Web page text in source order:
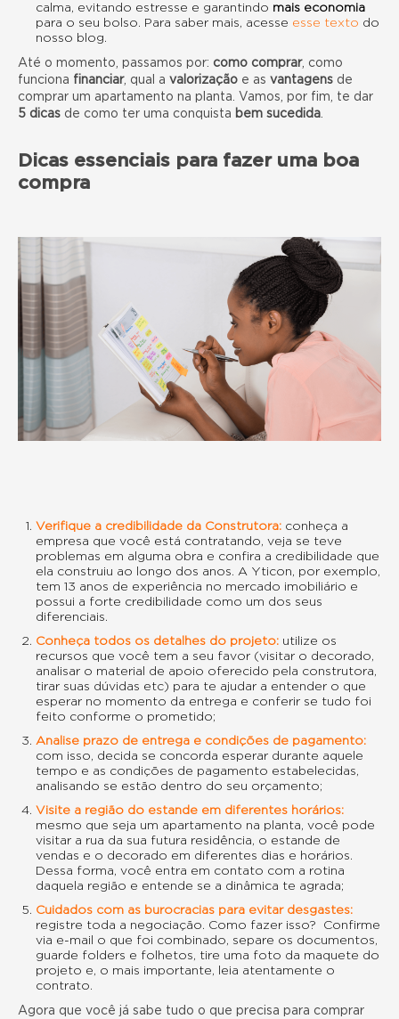
calma, evitando estresse e garantindo mais economia
para o seu bolso. Para saber mais, acesse esse texto do
nosso blog.
Até o momento, passamos por: como comprar, como
funciona financiar, qual a valorização e as vantagens de
comprar um apartamento na planta. Vamos, por fim, te dar
5 dicas de como ter uma conquista bem sucedida.
Dicas essenciais para fazer uma boa
compra
Verifique a credibilidade da Construtora: conheça a
empresa que você está contratando, veja se teve
problemas em alguma obra e confira a credibilidade que
ela construiu ao longo dos anos. A Yticon, por exemplo,
tem 13 anos de experiência no mercado imobiliário e
possui a forte credibilidade como um dos seus
diferenciais.
Conheça todos os detalhes do projeto: utilize os
recursos que você tem a seu favor (visitar o decorado,
analisar o material de apoio oferecido pela construtora,
tirar suas dúvidas etc) para te ajudar a entender o que
esperar no momento da entrega e conferir se tudo foi
feito conforme o prometido;
Analise prazo de entrega e condições de pagamento:
com isso, decida se concorda esperar durante aquele
tempo e as condições de pagamento estabelecidas,
analisando se estão dentro do seu orçamento;
Visite a região do estande em diferentes horários:
mesmo que seja um apartamento na planta, você pode
visitar a rua da sua futura residência, o estande de
vendas e o decorado em diferentes dias e horários.
Dessa forma, você entra em contato com a rotina
daquela região e entende se a dinâmica te agrada;
Cuidados com as burocracias para evitar desgastes:
registre toda a negociação. Como fazer isso? Confirme
via e-mail o que foi combinado, separe os documentos,
guarde folders e folhetos, tire uma foto da maquete do
projeto e, o mais importante, leia atentamente o
contrato.
Agora que você já sabe tudo o que precisa para comprar